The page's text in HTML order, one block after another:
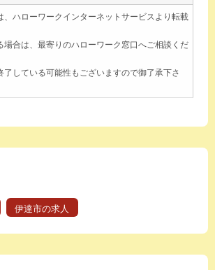
、ハローワークインターネットサービスより転載
場合は、最寄りのハローワーク窓口へご相談くだ
了している可能性もございますので御了承下さ
伊達市の求人